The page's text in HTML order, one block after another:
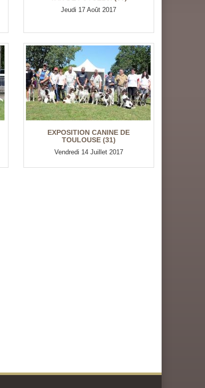
Jeudi 17 Août 2017
EXPOSITION CANINE DE
TOULOUSE (31)
Vendredi 14 Juillet 2017